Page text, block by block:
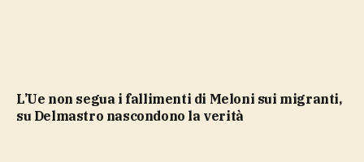
L’Ue non segua i fallimenti di Meloni sui migranti,
su Delmastro nascondono la verità